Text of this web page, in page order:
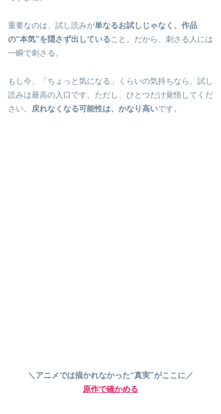
重要なのは、試し読みが単なるお試しじゃなく、作品
の“本気”を隠さず出していること。だから、刺さる人には
一瞬で刺さる。
もし今、「ちょっと気になる」くらいの気持ちなら、試し
読みは最高の入口です。ただし、ひとつだけ覚悟してくだ
さい。
戻れなくなる可能性は、かなり高いです。
＼アニメでは描かれなかった“真実”がここに／
原作で確かめる